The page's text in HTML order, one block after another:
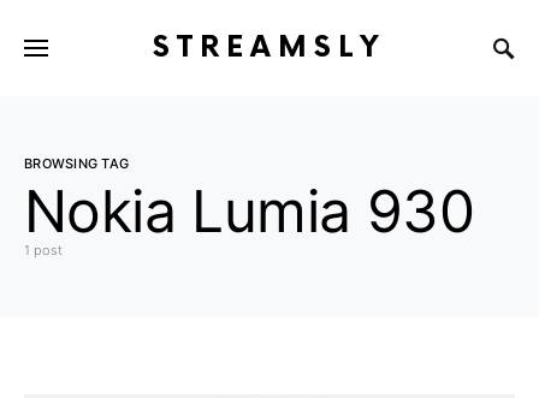
STREAMSLY
BROWSING TAG
Nokia Lumia 930
1 post